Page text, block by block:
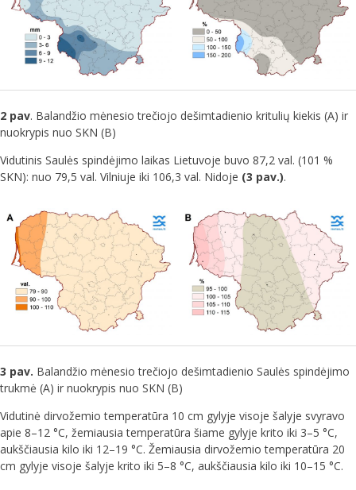
2 pav. Balandžio mėnesio trečiojo dešimtadienio kritulių kiekis (A) ir
nuokrypis nuo SKN (B)
Vidutinis Saulės spindėjimo laikas Lietuvoje buvo 87,2 val. (101 %
SKN): nuo 79,5 val. Vilniuje iki 106,3 val. Nidoje (3 pav.).
3 pav. Balandžio mėnesio trečiojo dešimtadienio Saulės spindėjimo
trukmė (A) ir nuokrypis nuo SKN (B)
Vidutinė dirvožemio temperatūra 10 cm gylyje visoje šalyje svyravo
apie 8–12 °C, žemiausia temperatūra šiame gylyje krito iki 3–5 °C,
aukščiausia kilo iki 12–19 °C. Žemiausia dirvožemio temperatūra 20
cm gylyje visoje šalyje krito iki 5–8 °C, aukščiausia kilo iki 10–15 °C.